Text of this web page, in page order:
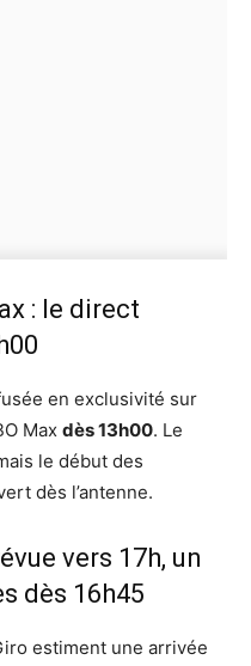
: le direct
en exclusivité sur
Max dès 13h00. Le
le début des
dès l’antenne.
vers 17h, un
dès 16h45
estiment une arrivée